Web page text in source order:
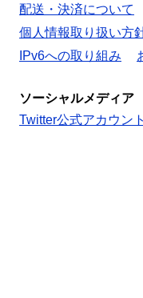
配送・決済について
個人情報取り扱い方
IPv6への取り組み
ソーシャルメディア
Twitter公式アカウント